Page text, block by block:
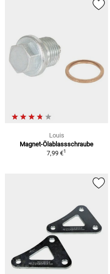
Louis
Magnet-Ölablassschraube
7,99 €1